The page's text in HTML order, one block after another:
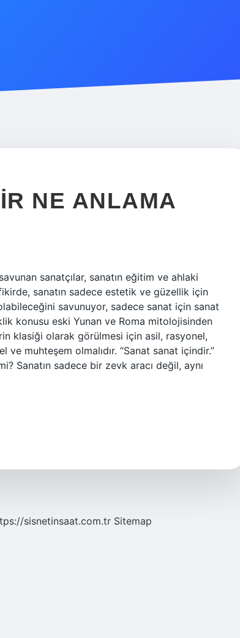
NE ANLAMA
sanatçılar, sanatın eğitim ve ahlaki
sanatın sadece estetik ve güzellik için
savunuyor, sadece sanat için sanat
konusu eski Yunan ve Roma mitolojisinden
klasiği olarak görülmesi için asil, rasyonel,
ve muhteşem olmalıdır. “Sanat sanat içindir.”
Sanatın sadece bir zevk aracı değil, aynı
sisnetinsaat.com.tr Sitemap